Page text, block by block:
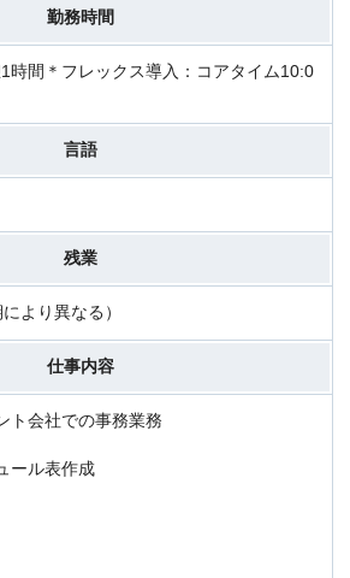
勤務時間
時間＊フレックス導入：コアタイム10:0
言語
残業
より異なる）
仕事内容
ト会社での事務業務
ール表作成